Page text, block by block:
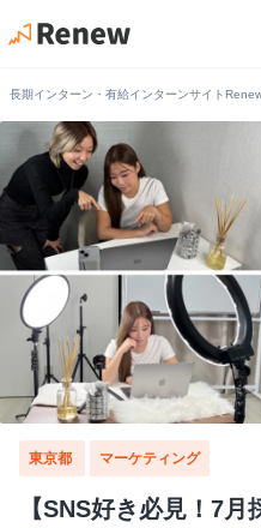
長期インターン・有給インターンサイト
東京都 マーケティング
【SNS好き必見！7